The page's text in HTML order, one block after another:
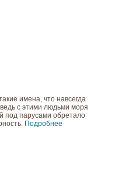
имена, что навсегда
с этими людьми моря
под парусами обретало
Подробнее